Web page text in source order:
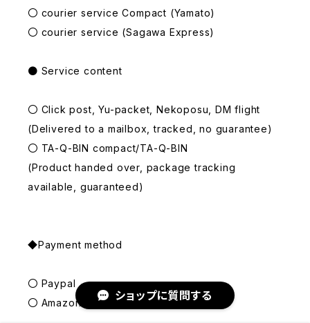
ショップに質問する
〇 courier service Compact (Yamato)
〇 courier service (Sagawa Express)
● Service content
〇 Click post, Yu-packet, Nekoposu, DM flight
(Delivered to a mailbox, tracked, no guarantee)
〇 TA-Q-BIN compact/TA-Q-BIN
(Product handed over, package tracking
available, guaranteed)
◆Payment method
〇 Paypal
〇 Amazon Pay